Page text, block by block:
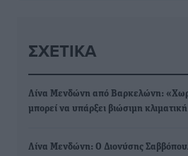
ΣΧΕΤΙΚΆ
Λίνα Μενδώνη από Βαρκελώνη:
μπορεί να υπάρξει βιώσιμη
Λίνα Μενδώνη: Ο Διονύσης